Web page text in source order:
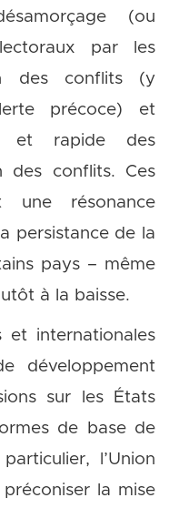
(ou
par les
des conflits (y
précoce) et
et rapide des
des conflits. Ces
une résonance
persistance de la
pays – même
à la baisse.
et internationales
développement
sur les États
de base de
l’Union
la mise